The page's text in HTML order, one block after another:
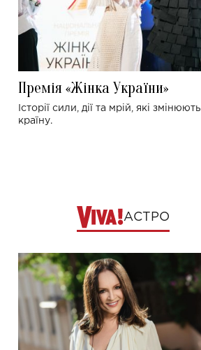
Премія «Жінка України»
Історії сили, дії та мрій, які змінюють
країну.
АСТРО